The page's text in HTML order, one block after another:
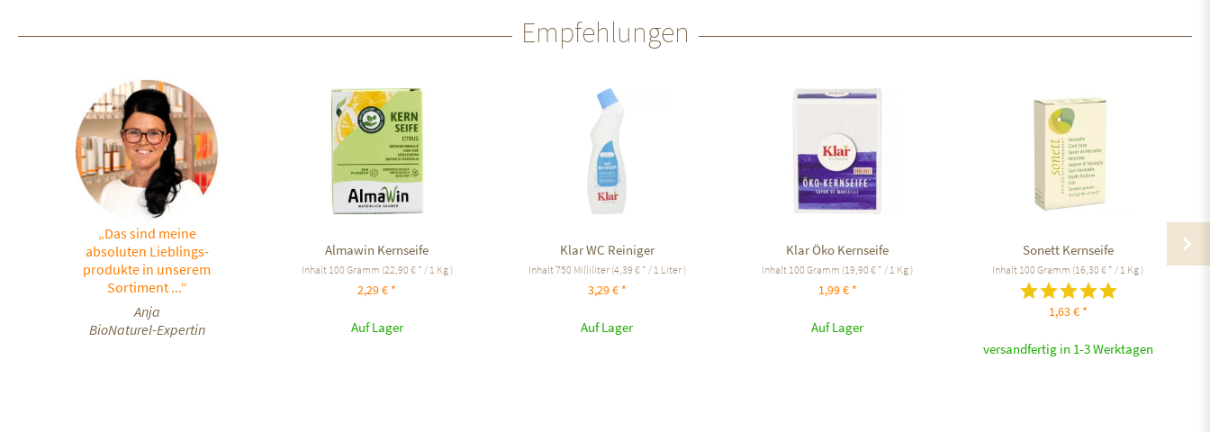
Empfehlungen
„Das sind meine
absoluten Lieblings-
produkte in unserem
Sortiment ...“
Anja
BioNaturel-Expertin
Almawin Kernseife
Inhalt 100 Gramm (22,90 € * / 1 Kg )
2,29 € *
Auf Lager
Klar WC Reiniger
Inhalt750 Milliliter (4,39 € * / 1 Liter )
3,29 € *
Auf Lager
Klar Öko Kernseife
Inhalt 100 Gramm (19,90 € * / 1 Kg )
1,99 € *
Auf Lager
Sonett Kernseife
Inhalt 100 Gramm (16,30 € * / 1 Kg )
1,63 € *
versandfertig in 1-3 Werktagen